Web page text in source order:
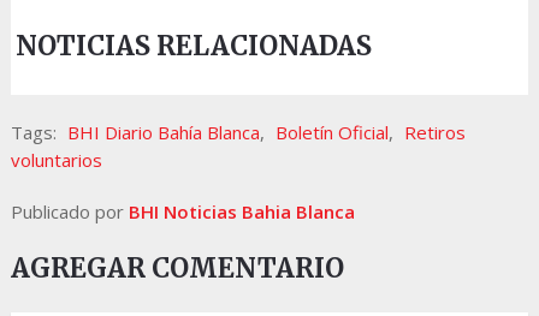
NOTICIAS RELACIONADAS
Tags: BHI Diario Bahía Blanca, Boletín Oficial, Retiros
voluntarios
Publicado por BHI Noticias Bahia Blanca
AGREGAR COMENTARIO